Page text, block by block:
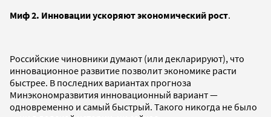
Миф 2. Инновации ускоряют экономический рост.
Российские чиновники думают (или декларируют), что
инновационное развитие позволит экономике расти
быстрее. В последних вариантах прогноза
Минэкономразвития инновационный вариант —
одновременно и самый быстрый. Такого никогда не было